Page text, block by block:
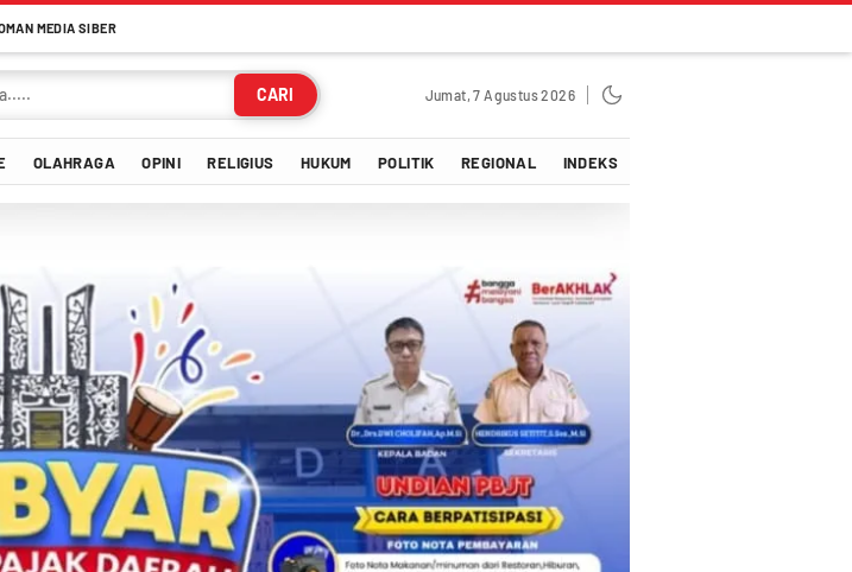
MEDIA SIBER
CARI Jumat, 7 Agustus 2026
OLAHRAGA OPINI RELIGIUS HUKUM POLITIK REGIONAL INDEKS